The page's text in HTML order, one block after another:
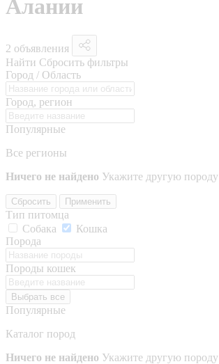
Алании
2 объявления
Найти Сбросить фильтры
Город / Область
Город, регион
Популярные
Все регионы
Ничего не найдено Укажите другую породу
Сбросить Применить
Тип питомца
Собака
Кошка
Порода
Породы кошек
Выбрать все
Популярные
Каталог пород
Ничего не найдено Укажите другую породу